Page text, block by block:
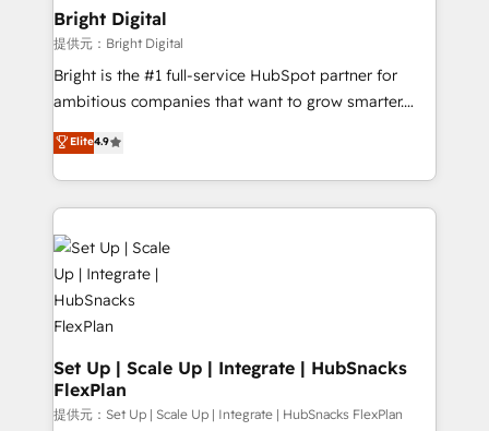
Partner 📆Founded in 1997
and chat agents, predictive automation, and smart
workflows • Salesforce + HubSpot integration •
RevOps and AI-driven sales enablement • Website
design and CMS development • ERP integration: SAP,
and CRM migration from any platform •
Client/member portals built on HubSpot • Custom
WooCommerce, BuilderTrend, and more Experience
the difference — reach out to see how AI + HubSpot
can transform your business.
Bright Digital
提供元：Bright Digital
Bright is the #1 full-service HubSpot partner for
ambitious companies that want to grow smarter.
From HubSpot onboarding, to training, from
developing a new website to lead generation and
digital marketing; we do it all (and with great
results)! In short, our services include: - HubSpot
consultancy: onboarding, training, data migration -
HubSpot development: websites, custom modules,
integrations - Marketing & sales solutions: digital
marketing, advertising, campaigns, content and
design We connect people, data and technology to
improve customer experiences. With our bright
people, exciting ideas and can-do mentality, we
ensure revenue growth on a daily basis. So tell us
Elite4.9
Set Up | Scale Up | Integrate | HubSnacks
FlexPlan
提供元：Set Up | Scale Up | Integrate | HubSnacks FlexPlan